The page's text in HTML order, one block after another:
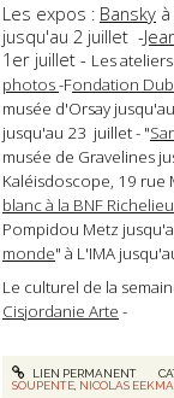
Les expos : Bansky
jusqu'au 2 juillet -
1er juillet - Les
photos-Fondation
musée d'Orsay
jusqu'au 23 juillet - "
musée de Gravelines
Kaléisdoscope, 19 rue
blanc à la BNF Richelieu
Pompidou Metz
monde" à L'IMA
Le culturel de la
Cisjordanie Arte -
LIEN PERMANENT
SOUPENTE NICOLAS